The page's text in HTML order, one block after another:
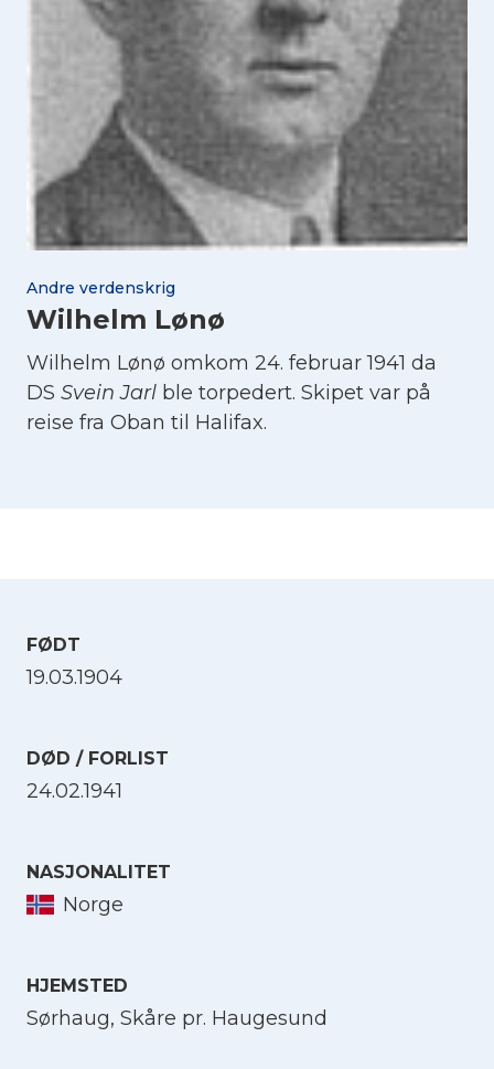
Andre verdenskrig
Wilhelm Lønø
Wilhelm Lønø omkom 24. februar 1941 da
DS Svein Jarl ble torpedert. Skipet var på
reise fra Oban til Halifax.
FØDT
19.03.1904
DØD / FORLIST
24.02.1941
NASJONALITET
Norge
HJEMSTED
Sørhaug, Skåre pr. Haugesund
Velg språk